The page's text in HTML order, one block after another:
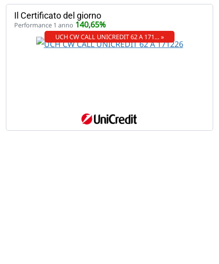
Il Certificato del giorno
Performance 1 anno 140,65%
UCH CW CALL UNICREDIT 62 A 171… »